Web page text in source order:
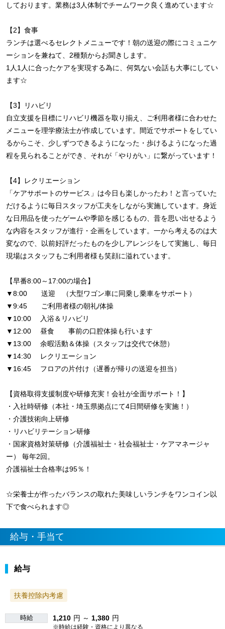
しております。業務は3人体制でチームワーク良く進めています☆
【2】食事
ランチは選べるセレクトメニューです！朝の送迎の際にコミュニケ
ーションを兼ねて、2種類からお聞きします。
1人1人に合ったケアを実現する為に、何気ない会話も大事にしてい
ます☆
【3】リハビリ
自立支援を目標にリハビリ機器を取り揃え、ご利用者様に合わせた
メニューを理学療法士が作成しています。間近でサポートをしてい
るからこそ、少しずつできるようになった・歩けるようになった過
程を見られることができ、それが「やりがい」に繋がっています！
【4】レクリエーション
「ケアサポートのサービス」は今日も楽しかったわ！と言っていた
だけるように毎日スタッフが工夫をしながら実施しています。身近
な日用品を使ったゲームや季節を感じるもの、昔を思い出せるよう
な内容をスタッフが進行・企画をしています。一から考えるのは大
変なので、以前好評だったものを少しアレンジをして実施し、毎日
現場はスタッフもご利用者様も笑顔に溢れています。
【早番8:00～17:00の場合】
▼8:00 送迎 （大型ワゴン車に同乗し乗車をサポート）
▼9:45 ご利用者様の朝礼/体操
▼10:00 入浴＆リハビリ
▼12:00 昼食 事前の口腔体操も行います
▼13:00 余暇活動＆体操（スタッフは交代で休憩）
▼14:30 レクリエーション
▼16:45 フロアの片付け（遅番が帰りの送迎を担当）
【資格取得支援制度や研修充実！会社が全面サポート！】
・入社時研修（本社・埼玉県拠点にて4日間研修を実施！）
・介護技術向上研修
・リハビリテーション研修
・国家資格対策研修（介護福祉士・社会福祉士・ケアマネージャ
ー） 毎年2回。
介護福祉士合格率は95％！
☆栄養士が作ったバランスの取れた美味しいランチをワンコイン以
下で食べられます◎
給与・手当て
給与
扶養控除内考慮
時給 1,210 円 ～ 1,380 円
※時給は経験・資格により異なる